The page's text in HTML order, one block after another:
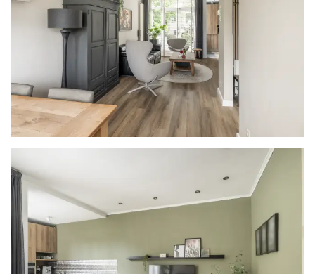
verkopend makelaar aanvaarden geen enkele
aansprakelijkheid voor geleden schade wegens
het niet juist naleven van deze
zelfbewoningsplicht.
Gunning
Verkoper behoudt zich uitdrukkelijk het recht
voor het object te gunnen aan de gegadigde
Nadrukkelijk zij vermeld dat alle informatie in
deze brochure moet beschouwd worden als een
uitnodiging tot het doen van een bod of om in
onderhandeling te treden. Er kunnen geen
rechten worden ontleend aan deze informatie.